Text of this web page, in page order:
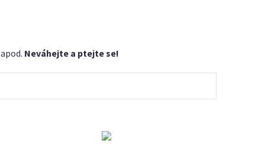
Neváhejte a ptejte se!